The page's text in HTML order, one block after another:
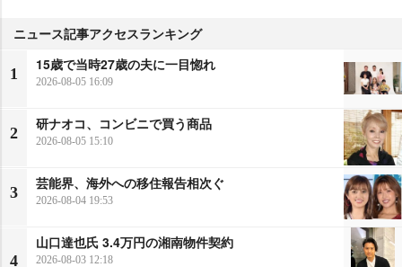
ニュース記事アクセスランキング
1
15歳で当時27歳の夫に一目惚れ
2026-08-05 16:09
2
研ナオコ、コンビニで買う商品
2026-08-05 15:10
3
芸能界、海外への移住報告相次ぐ
2026-08-04 19:53
4
山口達也氏 3.4万円の湘南物件契約
2026-08-03 12:18